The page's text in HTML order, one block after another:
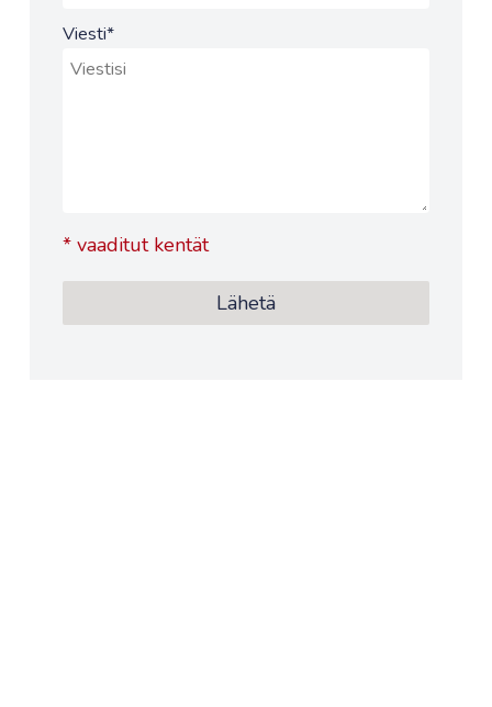
Viesti*
*vaaditut kentät